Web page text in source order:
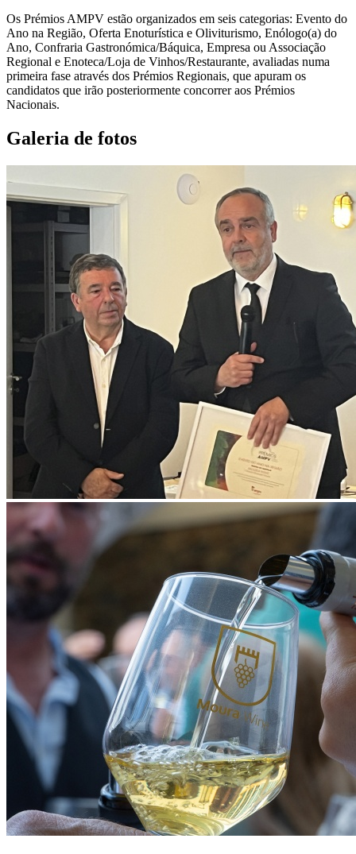
Os Prémios AMPV estão organizados em seis categorias: Evento do
Ano na Região, Oferta Enoturística e Oliviturismo, Enólogo(a) do
Ano, Confraria Gastronómica/Báquica, Empresa ou Associação
Regional e Enoteca/Loja de Vinhos/Restaurante, avaliadas numa
primeira fase através dos Prémios Regionais, que apuram os
candidatos que irão posteriormente concorrer aos Prémios
Nacionais.
Galeria de fotos